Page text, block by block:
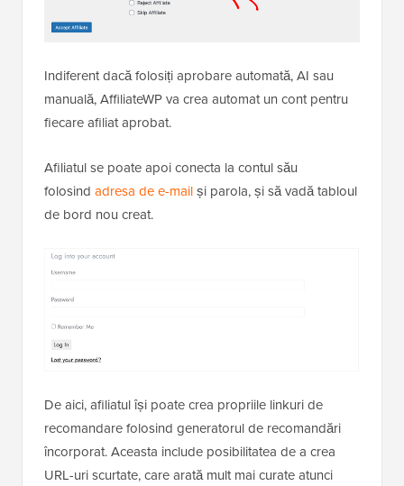
Indiferent dacă folosiți aprobare automată, AI sau
manuală, AffiliateWP va crea automat un cont pentru
fiecare afiliat aprobat.
Afiliatul se poate apoi conecta la contul său
folosind adresa de e-mailși parola, și să vadă tabloul
de bord nou creat.
De aici, afiliatul își poate crea propriile linkuri de
recomandare folosind generatorul de recomandări
încorporat. Aceasta include posibilitatea de a crea
URL-uri scurtate, care arată mult mai curate atunci